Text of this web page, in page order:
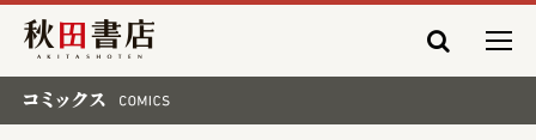
秋田書店